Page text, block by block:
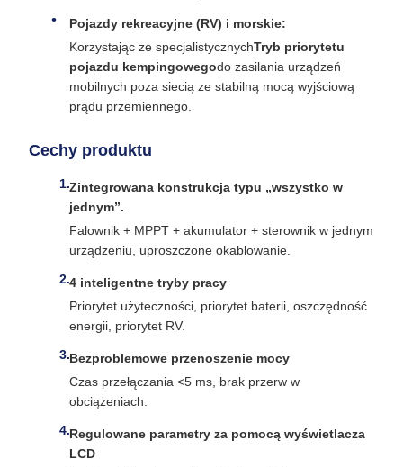
Pojazdy rekreacyjne (RV) i morskie:
Korzystając ze specjalistycznychTryb priorytetu
pojazdu kempingowegodo zasilania urządzeń
mobilnych poza siecią ze stabilną mocą wyjściową
prądu przemiennego.
Cechy produktu
Zintegrowana konstrukcja typu „wszystko w
jednym”.
Falownik + MPPT + akumulator + sterownik w jednym
urządzeniu, uproszczone okablowanie.
4 inteligentne tryby pracy
Priorytet użyteczności, priorytet baterii, oszczędność
energii, priorytet RV.
Bezproblemowe przenoszenie mocy
Czas przełączania <5 ms, brak przerw w
obciążeniach.
Regulowane parametry za pomocą wyświetlacza
LCD